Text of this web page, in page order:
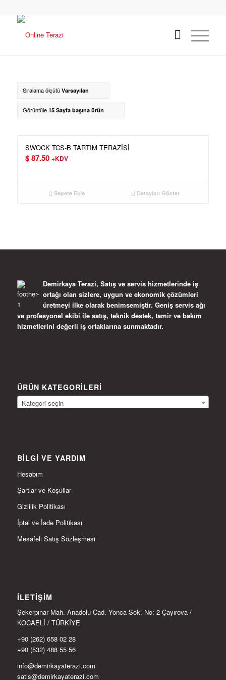
Sıralama ölçütü Varsayılan
Görüntüle 15 Sayfa başına ürün
SWOCK TCS-B TARTIM TERAZİSİ
$87.50 +KDV
Sepete Ekle Detayları Göster
Demirkaya Terazi, Satış ve servis hizmetlerinde iş
ortağı olan sizlere, uygun ve ekonomik çözümleri
üretmeyi ilke olarak benimsemiştir. Geniş servis ağı
ve profesyonel ekibi ile satış, teknik destek, tamir ve bakım
hizmetlerini değerli iş ortaklarına sunmaktadır.
ÜRÜN KATEGORILERI
Kategori seçin
BILGI VE YARDIM
Hesabım
Şartlar ve Koşullar
Gizlilik Politikası
İptal ve İade Politikası
Mesafeli Satış Sözleşmesi
İLETIŞIM
Şekerpınar Mah. Anadolu Cad. Yonca Sok. No: 2 Çayırova /
KOCAELİ / TÜRKİYE
+90 (262) 658 02 28
+90 (532) 488 55 56
info@demirkayaterazi.com
satis@demirkayaterazi.com